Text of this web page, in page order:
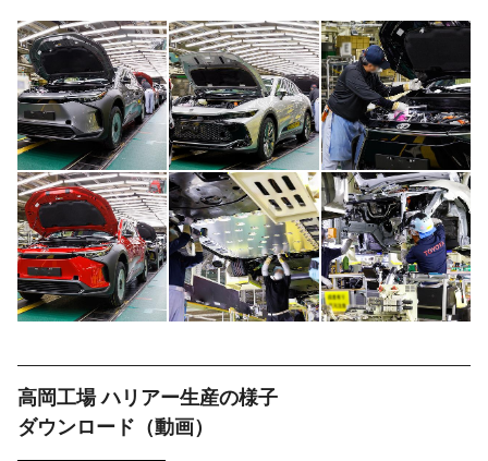
高岡工場 ハリアー生産の様子
ダウンロード（動画）